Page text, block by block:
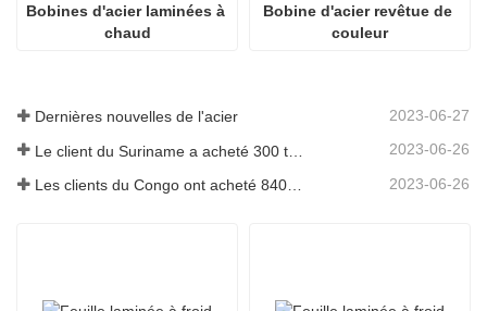
Bobines d'acier laminées à
chaud
Bobine d'acier revêtue de
couleur
Dernières nouvelles de l'acier 2023-06-27
2023-06-26
2023-06-26